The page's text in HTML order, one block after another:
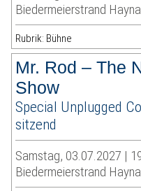
Biedermeierstrand Hayna
Rubrik: Bühne
Mr. Rod – The
Show
Special Unplugged
sitzend
Samstag, 03.07.2027 |
Biedermeierstrand Hayna